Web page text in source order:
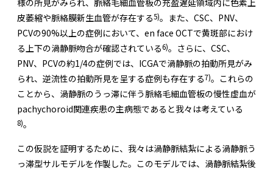
皮萎縮や脈絡膜新生血管が存在する5)。また、CSC、PNV、
PCVの90%以上の症例において、en face OCTで黄斑部におけ
る上下の渦静脈吻合が確認されている6)。さらに、CSC、
PNV、PCVの約1/4の症例では、ICGAで渦静脈の拍動所見がみ
られ、逆流性の拍動所見を呈する症例も存在する7)。これらの
ことから、渦静脈のうっ滞に伴う脈絡毛細血管板の慢性虚血が
pachychoroid関連疾患の主病態であると我々は考えている
8)。
この仮説を証明するために、我々は渦静脈結紮による渦静脈う
っ滞型サルモデルを作製した。このモデルでは、渦静脈結紮後